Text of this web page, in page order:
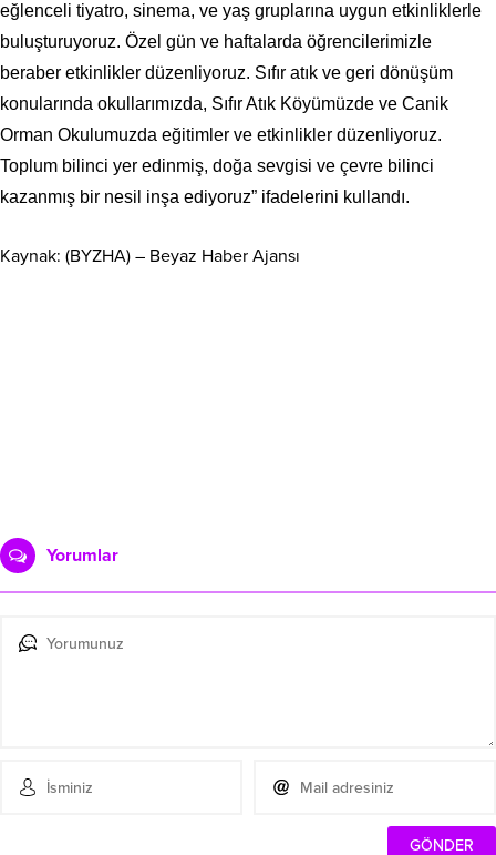
eğlenceli tiyatro, sinema, ve yaş gruplarına uygun etkinliklerle
buluşturuyoruz. Özel gün ve haftalarda öğrencilerimizle
beraber etkinlikler düzenliyoruz. Sıfır atık ve geri dönüşüm
konularında okullarımızda, Sıfır Atık Köyümüzde ve Canik
Orman Okulumuzda eğitimler ve etkinlikler düzenliyoruz.
Toplum bilinci yer edinmiş, doğa sevgisi ve çevre bilinci
kazanmış bir nesil inşa ediyoruz” ifadelerini kullandı.
Kaynak: (BYZHA) – Beyaz Haber Ajansı
Yorumlar